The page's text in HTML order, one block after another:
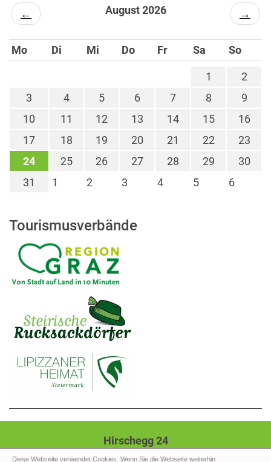
Diese Webseite verwendet Cookies. Wenn Sie die Webseite weiterhin
← August 2026 →
Mo Di Mi Do Fr Sa So
1
2
3
4 5 6 7 8
9
10
11 12 13 14 15
16
17
18 19 20 21 22
23
24
25 26 27 28 29
30
31
1 2 3 4 5 6
Tourismusverbände
Hirschegg 24
8584 Hirschegg-Pack